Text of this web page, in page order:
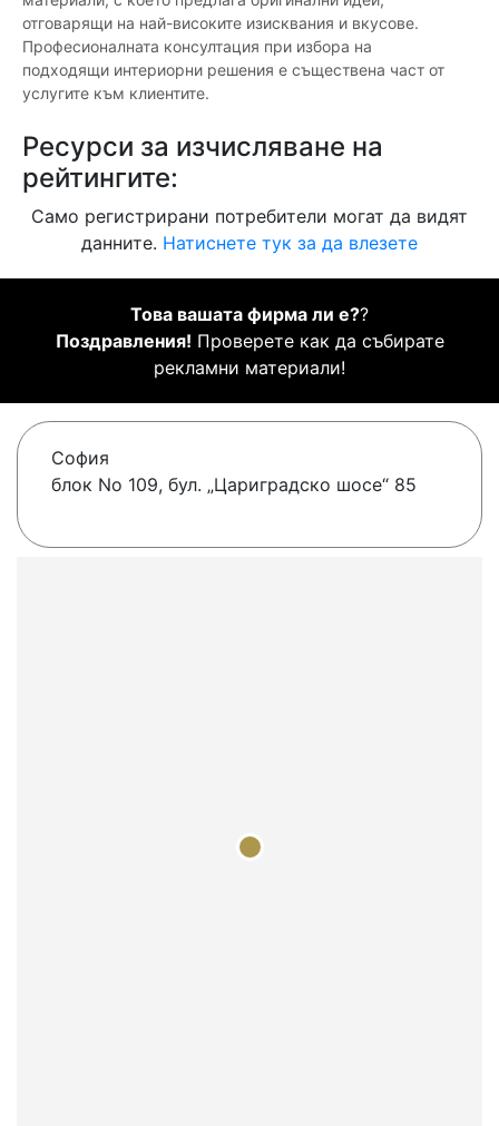
отговарящи на най-високите изисквания и вкусове.
Професионалната консултация при избора на
подходящи интериорни решения е съществена част от
услугите към клиентите.
Ресурси за изчисляване на
рейтингите:
Само регистрирани потребители могат да видят
данните. Натиснете тук за да влезете
Това вашата фирма ли е??
Поздравления! Проверете как да събирате
рекламни материали!
София
блок No 109, бул. „Цариградско шосе“ 85